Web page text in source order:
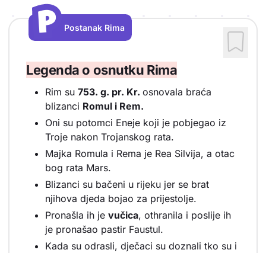
P
P
Postanak Rima
Legenda o osnutku Rima
Rim su 753. g. pr. Kr. osnovala braća
blizanci Romul i Rem.
Oni su potomci Eneje koji je pobjegao iz
Troje nakon Trojanskog rata.
Majka Romula i Rema je Rea Silvija, a otac
bog rata Mars.
Blizanci su bačeni u rijeku jer se brat
njihova djeda bojao za prijestolje.
Pronašla ih je vučica, othranila i poslije ih
je pronašao pastir Faustul.
Kada su odrasli, dječaci su doznali tko su i